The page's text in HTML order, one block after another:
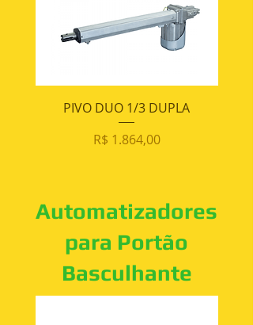
PIVO DUO 1/3 DUPLA
Preço
R$ 1.864,00
Automatizadores
para Portão
Basculhante